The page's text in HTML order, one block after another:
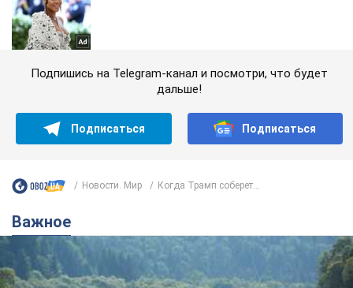
Подпишись на Telegram-канал и посмотри, что будет
дальше!
Подписаться Подписаться
Новости. Мир Когда Трамп соберет...
Важное